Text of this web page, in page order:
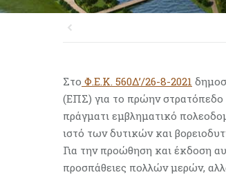
Στο Φ.Ε.Κ. 560Δ’/26-8-2021
(ΕΠΣ) για το πρώην
πράγματι εμβληματικό
ιστό των δυτικών και
Για την προώθηση και έκδοση
προσπάθειες πολλών μερών,